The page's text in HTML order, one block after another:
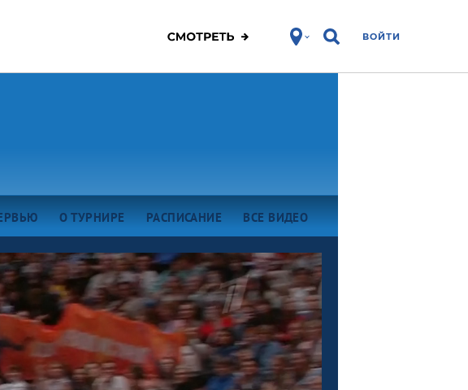
ВОЙТИ
О ТУРНИРЕ РАСПИСАНИЕ ВСЕ ВИДЕО